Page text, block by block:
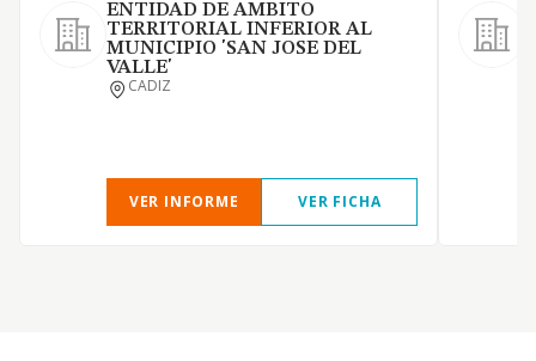
ENTIDAD DE AMBITO
TERRITORIAL INFERIOR AL
MUNICIPIO 'SAN JOSE DEL
VALLE'
CADIZ
VER INFORME VER FICHA